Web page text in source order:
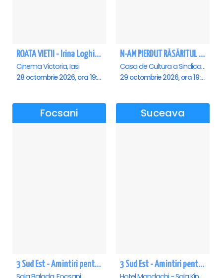
ROATA VIETII - Irina Loghin și Maria Dragomiroiu - Iasi
Cinema Victoria, Iasi
28 octombrie 2026, ora 19:00
N-AM PIERDUT RĂSĂRITUL – AURELIAN TEMISAN LIVE TOUR - Pitesti
Casa de Cultura a Sindicatelor , Pitesti
29 octombrie 2026, ora 19:00
Focsani
3 Sud Est - Amintiri pentru o viata - Focsani
Suceava
3 Sud Est - Amintiri pentru o viata - Suceava